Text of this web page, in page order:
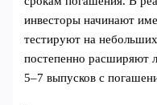
инвесторы начинают
тестируют на
постепенно расширяют
5–7 выпусков с